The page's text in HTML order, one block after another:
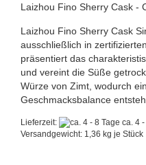
Laizhou Fino Sherry Cask -
Laizhou Fino Sherry Cask
ausschließlich in
präsentiert das
und vereint die Süße
Würze von Zimt, wodurch
Geschmacksbalance
Lieferzeit:
ca. 4
Versandgewicht: 1,36 kg je Stück